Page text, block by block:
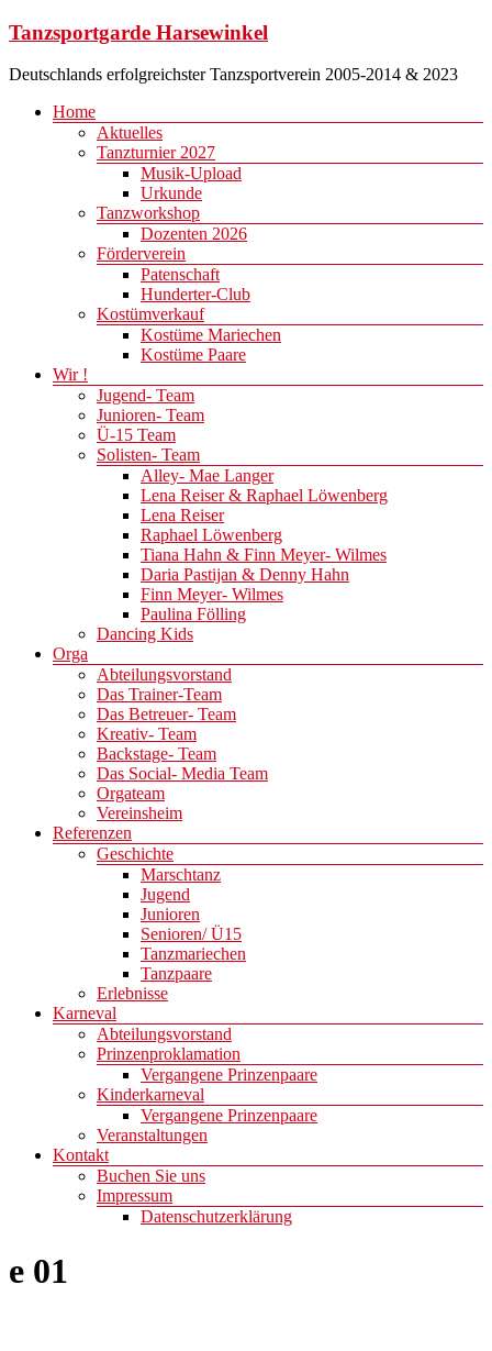
Zum
springen
Tanzsportgarde Harsewinkel
Deutschlands erfolgreichster Tanzsportverein 2005-2014 & 2023
Menü
Home
Aktuelles
Tanzturnier 2027
Musik-Upload
Urkunde
Tanzworkshop
Dozenten 2026
Förderverein
Patenschaft
Hunderter-Club
Kostümverkauf
Kostüme Mariechen
Kostüme Paare
Wir !
Jugend- Team
Junioren- Team
Ü-15 Team
Solisten- Team
Alley- Mae Langer
Lena Reiser & Raphael Löwenberg
Lena Reiser
Raphael Löwenberg
Tiana Hahn & Finn Meyer- Wilmes
Daria Pastijan & Denny Hahn
Finn Meyer- Wilmes
Paulina Fölling
Dancing Kids
Orga
Abteilungsvorstand
Das Trainer-Team
Das Betreuer- Team
Kreativ- Team
Backstage- Team
Das Social- Media Team
Orgateam
Vereinsheim
Referenzen
Geschichte
Marschtanz
Jugend
Junioren
Senioren/ Ü15
Tanzmariechen
Tanzpaare
Erlebnisse
Karneval
Abteilungsvorstand
Prinzenproklamation
Vergangene Prinzenpaare
Kinderkarneval
Vergangene Prinzenpaare
Veranstaltungen
Kontakt
Buchen Sie uns
Impressum
Datenschutzerklärung
e 01